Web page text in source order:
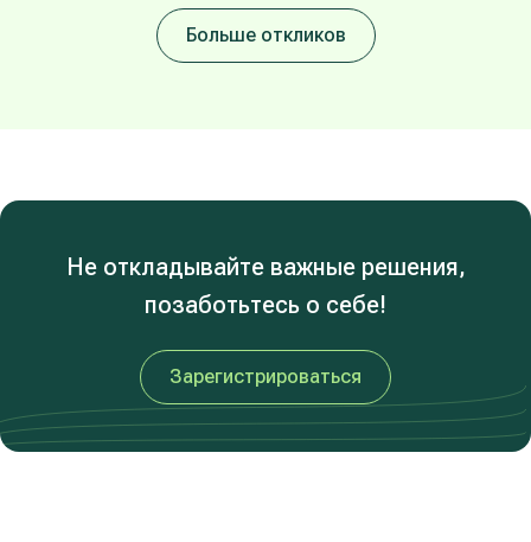
Больше откликов
Не откладывайте важные решения,
позаботьтесь о себе!
Зарегистрироваться